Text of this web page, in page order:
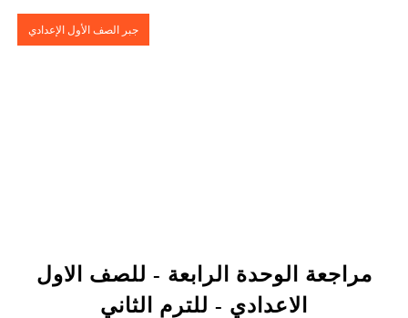
جبر الصف الأول الإعدادي
مراجعة الوحدة الرابعة - للصف الاول
الاعدادي - للترم الثاني